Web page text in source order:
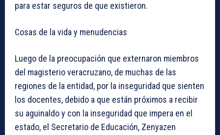
para estar seguros de que existieron.
Cosas de la vida y menudencias
Luego de la preocupación que externaron miembros
del magisterio veracruzano, de muchas de las
regiones de la entidad, por la inseguridad que sienten
los docentes, debido a que están próximos a recibir
su aguinaldo y con la inseguridad que impera en el
estado, el Secretario de Educación, Zenyazen